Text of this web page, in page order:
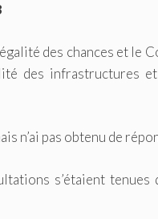
des chances et
des infrastructures
n’ai pas obtenu de
s’étaient